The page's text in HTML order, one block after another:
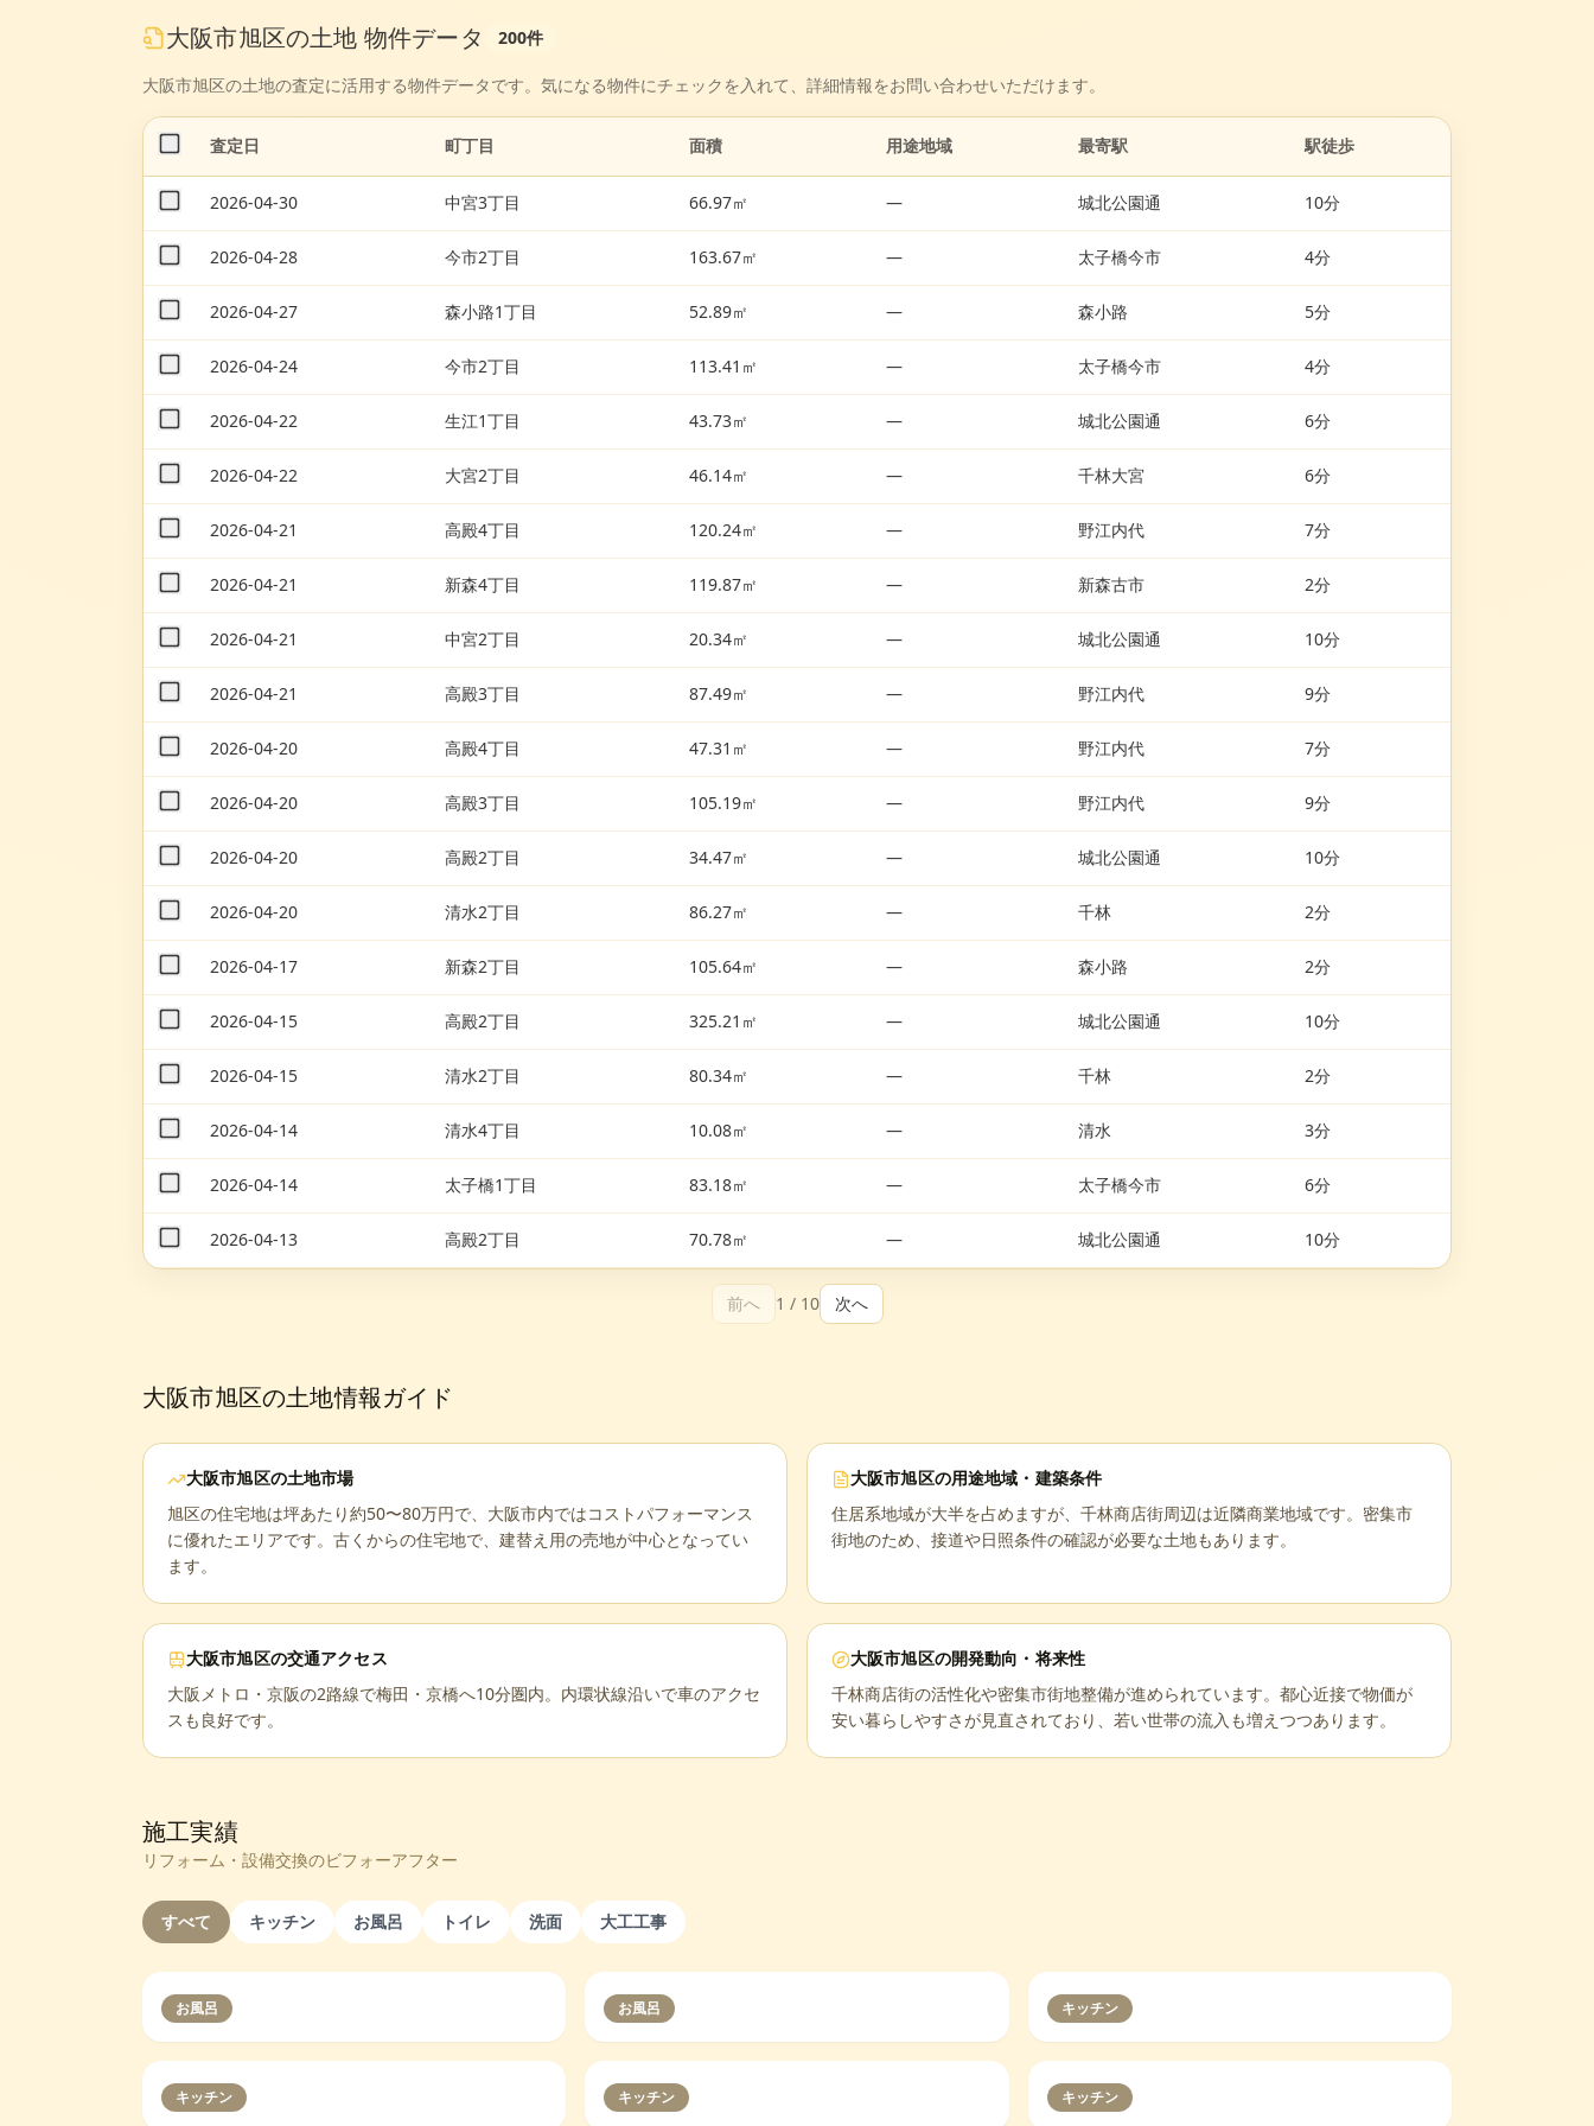
大阪市旭区の土地 物件データ 200件
大阪市旭区の土地の査定に活用する物件データです。気になる物件にチェックを入れて、詳細情報をお問い合わせいただけます。
査定日 町丁目 面積 用途地域 最寄駅 駅徒歩
2026-04-30 中宮3丁目 66.97㎡ — 城北公園通 10分
2026-04-28 今市2丁目 163.67㎡ — 太子橋今市 4分
2026-04-27 森小路1丁目 52.89㎡ — 森小路 5分
2026-04-24 今市2丁目 113.41㎡ — 太子橋今市 4分
2026-04-22 生江1丁目 43.73㎡ — 城北公園通 6分
2026-04-22 大宮2丁目 46.14㎡ — 千林大宮 6分
2026-04-21 高殿4丁目 120.24㎡ — 野江内代 7分
2026-04-21 新森4丁目 119.87㎡ — 新森古市 2分
2026-04-21 中宮2丁目 20.34㎡ — 城北公園通 10分
2026-04-21 高殿3丁目 87.49㎡ — 野江内代 9分
2026-04-20 高殿4丁目 47.31㎡ — 野江内代 7分
2026-04-20 高殿3丁目 105.19㎡ — 野江内代 9分
2026-04-20 高殿2丁目 34.47㎡ — 城北公園通 10分
2026-04-20 清水2丁目 86.27㎡ — 千林 2分
2026-04-17 新森2丁目 105.64㎡ — 森小路 2分
2026-04-15 高殿2丁目 325.21㎡ — 城北公園通 10分
2026-04-15 清水2丁目 80.34㎡ — 千林 2分
2026-04-14 清水4丁目 10.08㎡ — 清水 3分
2026-04-14 太子橋1丁目 83.18㎡ — 太子橋今市 6分
2026-04-13 高殿2丁目 70.78㎡ — 城北公園通 10分
前へ 1 / 10 次へ
大阪市旭区の土地情報ガイド
大阪市旭区の土地市場
旭区の住宅地は坪あたり約50〜80万円で、大阪市内ではコストパフォーマンス
に優れたエリアです。古くからの住宅地で、建替え用の売地が中心となってい
ます。
大阪市旭区の用途地域・建築条件
住居系地域が大半を占めますが、千林商店街周辺は近隣商業地域です。密集市
街地のため、接道や日照条件の確認が必要な土地もあります。
大阪市旭区の交通アクセス
大阪メトロ・京阪の2路線で梅田・京橋へ10分圏内。内環状線沿いで車のアクセ
スも良好です。
大阪市旭区の開発動向・将来性
千林商店街の活性化や密集市街地整備が進められています。都心近接で物価が
安い暮らしやすさが見直されており、若い世帯の流入も増えつつあります。
施工実績
リフォーム・設備交換のビフォーアフター
すべて キッチン お風呂 トイレ 洗面 大工工事
お風呂 お風呂 キッチン
キッチン キッチン キッチン